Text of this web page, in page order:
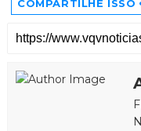
COMPARTILHE ISSO